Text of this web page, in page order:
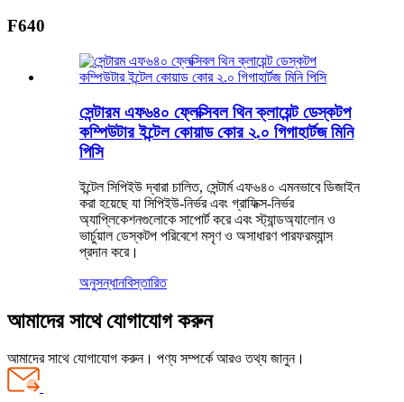
F640
সেন্টারম এফ৬৪০ ফ্লেক্সিবল থিন ক্লায়েন্ট ডেস্কটপ
কম্পিউটার ইন্টেল কোয়াড কোর ২.০ গিগাহার্টজ মিনি
পিসি
ইন্টেল সিপিইউ দ্বারা চালিত, সেন্টার্ম এফ৬৪০ এমনভাবে ডিজাইন
করা হয়েছে যা সিপিইউ-নির্ভর এবং গ্রাফিক্স-নির্ভর
অ্যাপ্লিকেশনগুলোকে সাপোর্ট করে এবং স্ট্যান্ডঅ্যালোন ও
ভার্চুয়াল ডেস্কটপ পরিবেশে মসৃণ ও অসাধারণ পারফরম্যান্স
প্রদান করে।
অনুসন্ধানবিস্তারিত
আমাদের সাথে যোগাযোগ করুন
আমাদের সাথে যোগাযোগ করুন। পণ্য সম্পর্কে আরও তথ্য জানুন।